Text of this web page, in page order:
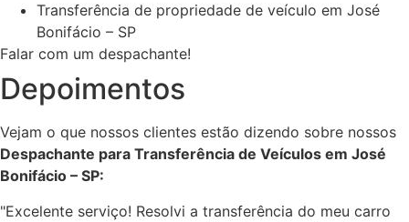
Transferência de propriedade de veículo em José
Bonifácio – SP
Falar com um despachante!
Depoimentos
Vejam o que nossos clientes estão dizendo sobre nossos
Despachante para Transferência de Veículos em José
Bonifácio – SP:
"Excelente serviço! Resolvi a transferência do meu carro